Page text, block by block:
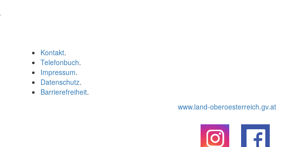
Kontakt.
Telefonbuch.
Impressum.
Datenschutz.
Barrierefreiheit.
www.land-oberoesterreich.gv.at